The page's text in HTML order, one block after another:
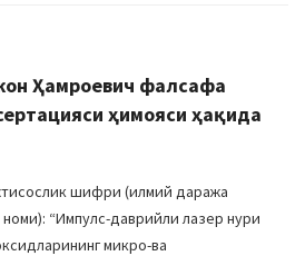
Ҳамроевич фалсафа
ҳимояси ҳақида
шифри (илмий даража
“Импулс-даврийли лазер нури
микро-ва